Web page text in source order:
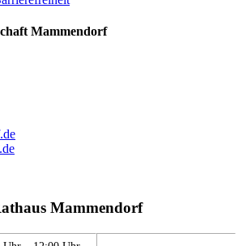
Mammendorf
Mammendorf